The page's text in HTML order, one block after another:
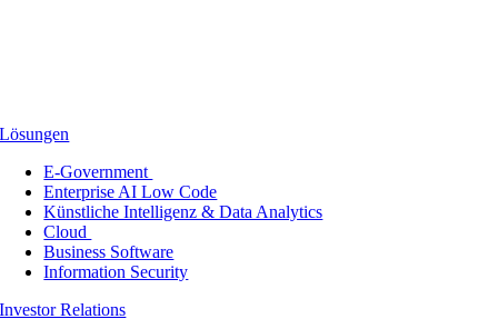
Lösungen
E-Government
Enterprise AI Low Code
Künstliche Intelligenz & Data Analytics
Cloud
Business Software
Information Security
Investor Relations